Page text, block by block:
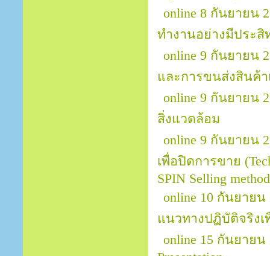
online 8 กันยายน
ทำงานอย่างมีประสิ
online 9 กันยายน
และการขนส่งสินค้
online 9 กันยายน
สิ่งแวดล้อม
online 9 กันยายน
เพื่อปิดการขาย
SPIN Selling
online 10 กันยายน
แนวทางปฏิบัติจริงเ
online 15 กันยายน